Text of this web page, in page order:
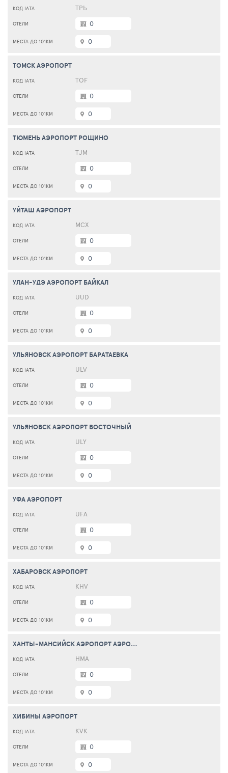
ТРЬ
0
0
ТОМСК АЭРОПОРТ
TOF
0
0
ТЮМЕНЬ АЭРОПОРТ РОЩИНО
TJM
0
0
УЙТАШ АЭРОПОРТ
МСХ
0
0
УЛАН-УДЭ АЭРОПОРТ БАЙКАЛ
UUD
0
0
УЛЬЯНОВСК АЭРОПОРТ БАРАТАЕВКА
ULV
0
0
УЛЬЯНОВСК АЭРОПОРТ ВОСТОЧНЫЙ
ULY
0
0
УФА АЭРОПОРТ
UFA
0
0
ХАБАРОВСК АЭРОПОРТ
KHV
0
0
ХАНТЫ-МАНСИЙСК АЭРОПОРТ АЭРОПОРТ
HMA
0
0
ХИБИНЫ АЭРОПОРТ
KVK
0
0